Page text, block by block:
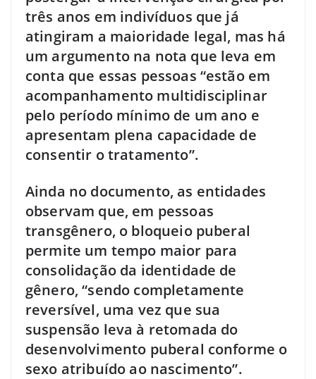
três anos em indivíduos que já
atingiram a maioridade legal, mas há
um argumento na nota que leva em
conta que essas pessoas “estão em
acompanhamento multidisciplinar
pelo período mínimo de um ano e
apresentam plena capacidade de
consentir o tratamento”.
Ainda no documento, as entidades
observam que, em pessoas
transgênero, o bloqueio puberal
permite um tempo maior para
consolidação da identidade de
gênero, “sendo completamente
reversível, uma vez que sua
suspensão leva à retomada do
desenvolvimento puberal conforme o
sexo atribuído ao nascimento”.